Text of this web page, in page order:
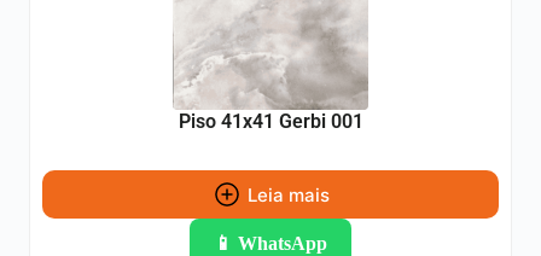
Piso 41x41 Gerbi 001
Leia mais
📱 WhatsApp